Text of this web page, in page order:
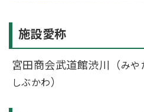
施設愛称
宮田商会武道館渋川（みや
しぶかわ）